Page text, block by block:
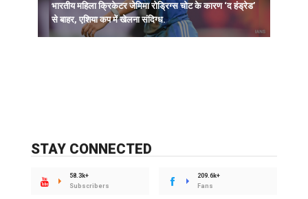
भारतीय महिला क्रिकेटर जेमिमा रोड्रिग्स चोट के कारण ‘द हंड्रेड’
से बाहर, एशिया कप में खेलना संदिग्ध.
STAY CONNECTED
58.3k+
Subscribers
209.6k+
Fans